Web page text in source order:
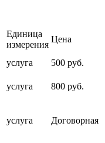
Единица
измерения
Цена
услуга
500 руб.
услуга
800 руб.
услуга Договорная